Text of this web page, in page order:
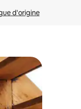
d'origine